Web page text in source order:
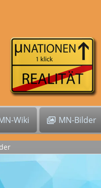
Wiki MN-Bilder